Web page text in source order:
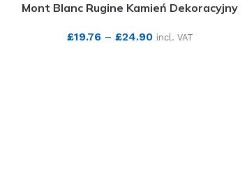
Mont Blanc Rugine Kamień Dekoracyjny
£19.76– £24.90 incl. VAT